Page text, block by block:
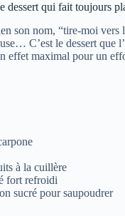
dessert qui fait toujours
son nom, “tire-moi vers
C’est le dessert que
effet maximal pour un
à la cuillère
fort refroidi
sucré pour saupoudrer